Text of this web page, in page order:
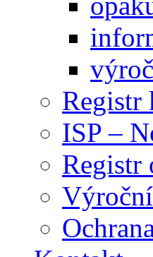
Registr
ISP –
Registr